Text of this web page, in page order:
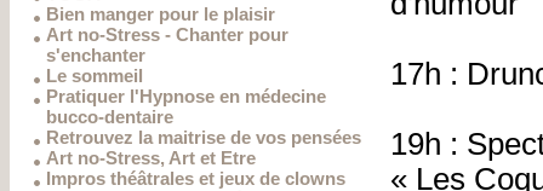
Bien manger pour le plaisir
Art no-Stress - Chanter pour
s'enchanter
Le sommeil
Pratiquer l'Hypnose en médecine
bucco-dentaire
Retrouvez la maitrise de vos pensées
Art no-Stress, Art et Etre
Impros théâtrales et jeux de clowns
17h :
19h :
« Les